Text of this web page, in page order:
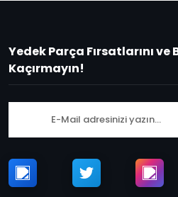
Yedek Parça Fırsatlarını
Kaçırmayın!